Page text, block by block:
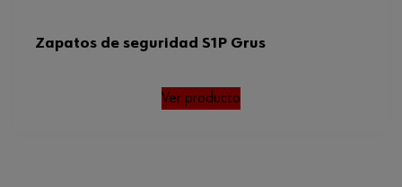
Zapatos de seguridad S1P Grus
Ver producto